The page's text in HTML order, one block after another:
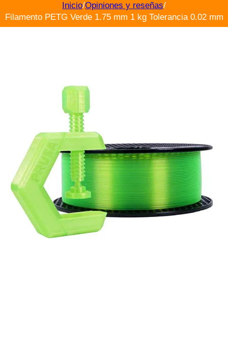
Inicio/Opiniones y reseñas/
Filamento PETG Verde 1.75 mm 1 kg Tolerancia 0.02 mm